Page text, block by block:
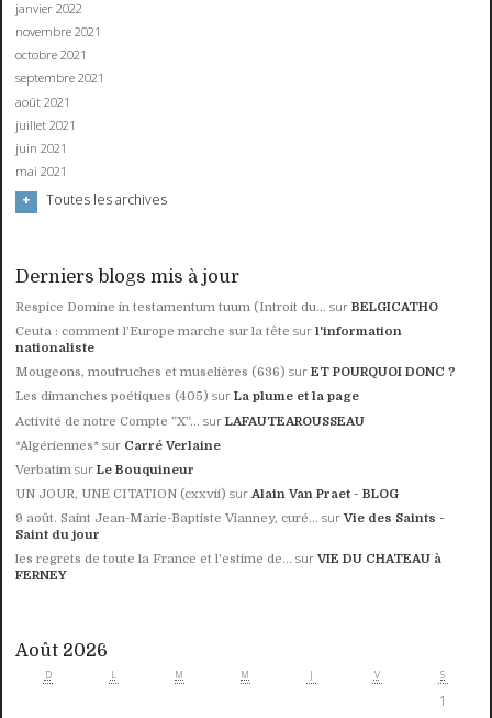
janvier 2022
novembre 2021
octobre 2021
septembre 2021
août 2021
juillet 2021
juin 2021
mai 2021
Toutes les archives
Derniers blogs mis à jour
Respice Domine in testamentum tuum (Introit du... surBELGICATHO
Ceuta : comment l’Europe marche sur la tête surl'information
nationaliste
Mougeons, moutruches et muselières (636) surET POURQUOI DONC ?
Les dimanches poétiques (405) surLa plume et la page
Activité de notre Compte ”X”... surLAFAUTEAROUSSEAU
*Algériennes* sur Carré Verlaine
Verbatim surLe Bouquineur
UN JOUR, UNE CITATION (cxxvii) sur Alain Van Praet - BLOG
9 août. Saint Jean-Marie-Baptiste Vianney, curé... surVie des Saints -
Saint du jour
les regrets de toute la France et l'estime de... surVIE DU CHATEAU à
FERNEY
Août 2026
D L M M J V S
1